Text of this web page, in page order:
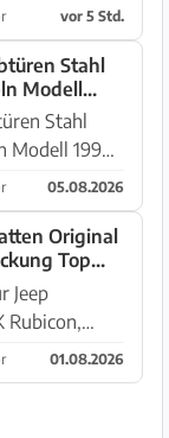
vor 5 Std.
Stahl
Modell
Stahl
Modell 1996-
Jeep
05.08.2026
Original
Top
Jeep
Rubicon,
Die
01.08.2026